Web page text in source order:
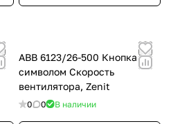
ABB 6123/26-500 Кнопка с
символом Скорость
вентилятора, Zenit
0 0 В наличии